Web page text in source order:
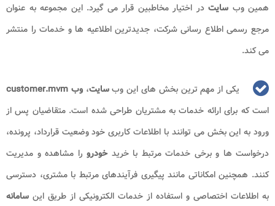
همین وب سایت در اختیار مخاطبین قرار می گیرد. این مجموعه به عنوان
مرجع رسمی اطلاع رسانی شرکت، جدیدترین اطلاعیه ها و خدمات را منتشر
می کند.
یکی از مهم ترین بخش های این وبسایت،وب customer.mvm
است که برای ارائه خدمات به مشتریان طراحی شده است. متقاضیان پس از
ورود به این بخش می توانند با اطلاعات کاربری خود وضعیت قرارداد، پرونده،
درخواست ها و برخی خدمات مرتبط با خریدخودرو را مشاهده و مدیریت
کنند. همچنین امکاناتی مانند پیگیری فرآیندهای مرتبط با مشتری، دسترسی
به اطلاعات اختصاصی و استفاده از خدمات الکترونیکی از طریق این سامانه